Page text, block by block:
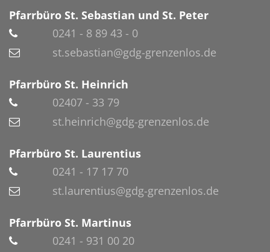
Pfarrbüro St. Sebastian und St. Peter
0241 - 8 89 43 - 0
st.sebastian@gdg-grenzenlos.de
Pfarrbüro St. Heinrich
02407 - 33 79
st.heinrich@gdg-grenzenlos.de
Pfarrbüro St. Laurentius
0241 - 17 17 70
st.laurentius@gdg-grenzenlos.de
Pfarrbüro St. Martinus
0241 - 931 00 20